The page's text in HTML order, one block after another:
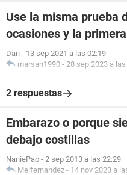
Use la misma prueba
ocasiones y la
Dan - 13 sep 2021 a las 02:19
marsan1990 - 28 sep 2023 a
2 respuestas
Embarazo o porque
debajo costillas
NaniePao - 2 sep 2013 a las 22:29
Melfernandez - 14 nov 2023 a